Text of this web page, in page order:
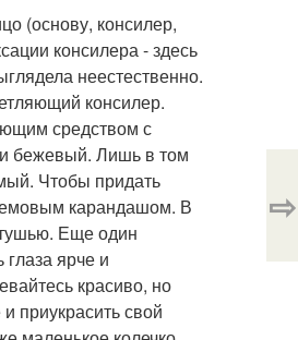
(основу, консилер,
консилера - здесь
неестественно.
консилер.
средством с
бежевый. Лишь в том
Чтобы придать
карандашом. В
Еще один
ярче и
красиво, но
приукрасить свой
⇨